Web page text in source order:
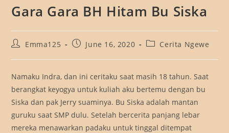
Gara Gara BH Hitam Bu Siska
PostEmma125
PostJune 16, 2020
PostCerita Ngewe
Namaku Indra, dan ini ceritaku saat masih 18 tahun. Saat
berangkat keyogya untuk kuliah aku bertemu dengan bu
Siska dan pak Jerry suaminya. Bu Siska adalah mantan
guruku saat SMP dulu. Setelah bercerita panjang lebar
mereka menawarkan padaku untuk tinggal ditempat